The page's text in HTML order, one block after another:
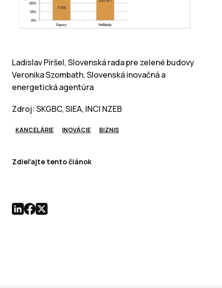
Ladislav Piršel, Slovenská rada pre zelené budovy
Veronika Szombath, Slovenská inovačná a
energetická agentúra
Zdroj: SKGBC, SIEA, INCI NZEB
KANCELÁRIE INOVÁCIE BIZNIS
Zdieľajte tento článok